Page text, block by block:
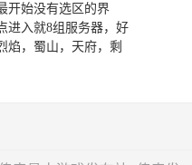
开始没有选区的界
进入就8组服务器，好
焰，蜀山，天府，剩